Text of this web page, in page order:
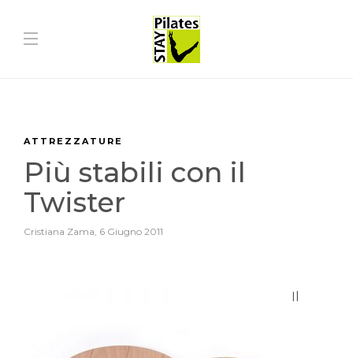
ATTREZZATURE
Più stabili con il
Twister
Cristiana Zama, 6 Giugno 2011
Il